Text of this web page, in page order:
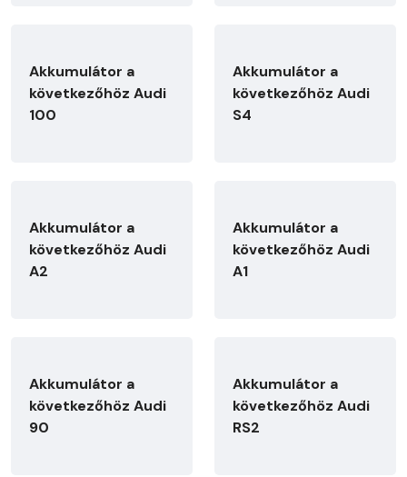
Akkumulátor a
következőhöz Audi
100
Akkumulátor a
következőhöz Audi
S4
Akkumulátor a
következőhöz Audi
A2
Akkumulátor a
következőhöz Audi
A1
Akkumulátor a
következőhöz Audi
90
Akkumulátor a
következőhöz Audi
RS2